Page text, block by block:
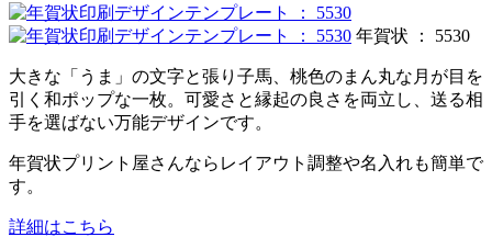
年賀状 ： 5530
大きな「うま」の文字と張り子馬、桃色のまん丸な月が目を
引く和ポップな一枚。可愛さと縁起の良さを両立し、送る相
手を選ばない万能デザインです。
年賀状プリント屋さんならレイアウト調整や名入れも簡単で
す。
詳細はこちら